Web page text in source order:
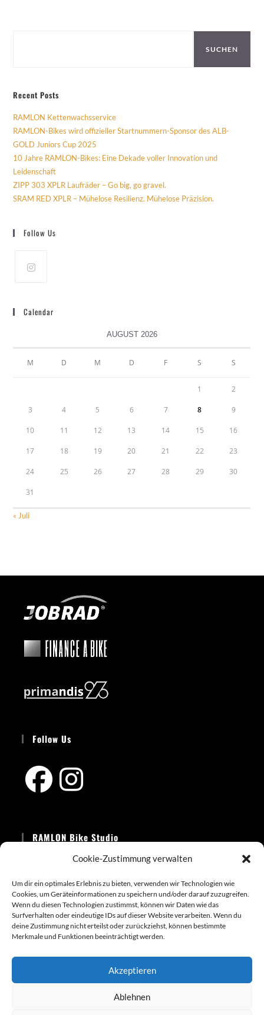
Cookie-Zustimmung verwalten
Um dir ein optimales Erlebnis zu bieten, verwenden wir Technologien wie
Cookies, um Geräteinformationen zu speichern und/oder darauf zuzugreifen.
Wenn du diesen Technologien zustimmst, können wir Daten wie das
Surfverhalten oder eindeutige IDs auf dieser Website verarbeiten. Wenn du
deine Zustimmung nicht erteilst oder zurückziehst, können bestimmte
Merkmale und Funktionen beeinträchtigt werden.
Akzeptieren
Ablehnen
SUCHEN
Recent Posts
RAMLON Kettenwachsservice
RAMLON-Bikes wird offizieller Startnummern-Sponsor des ALB-
GOLD Juniors Cup 2025
10 Jahre RAMLON-Bikes: Eine Dekade voller Innovation und
Leidenschaft
ZIPP 303 XPLR Laufräder – Go big, go gravel.
SRAM RED XPLR – Mühelose Resilienz. Mühelose Präzision.
Follow Us
Calendar
AUGUST 2026
M D M D F S S
1 2
3 4 5 6 7 8 9
10 11 12 13 14 15 16
17 18 19 20 21 22 23
24 25 26 27 28 29 30
31
« Juli
Follow Us
a
a
new
RAMLON Bike Studio
Telefon:
Email:
info@ramlon-bikes.deOpens
in
your
application
Website:
www.ramlon-bikes.com
AGB Versandkosten